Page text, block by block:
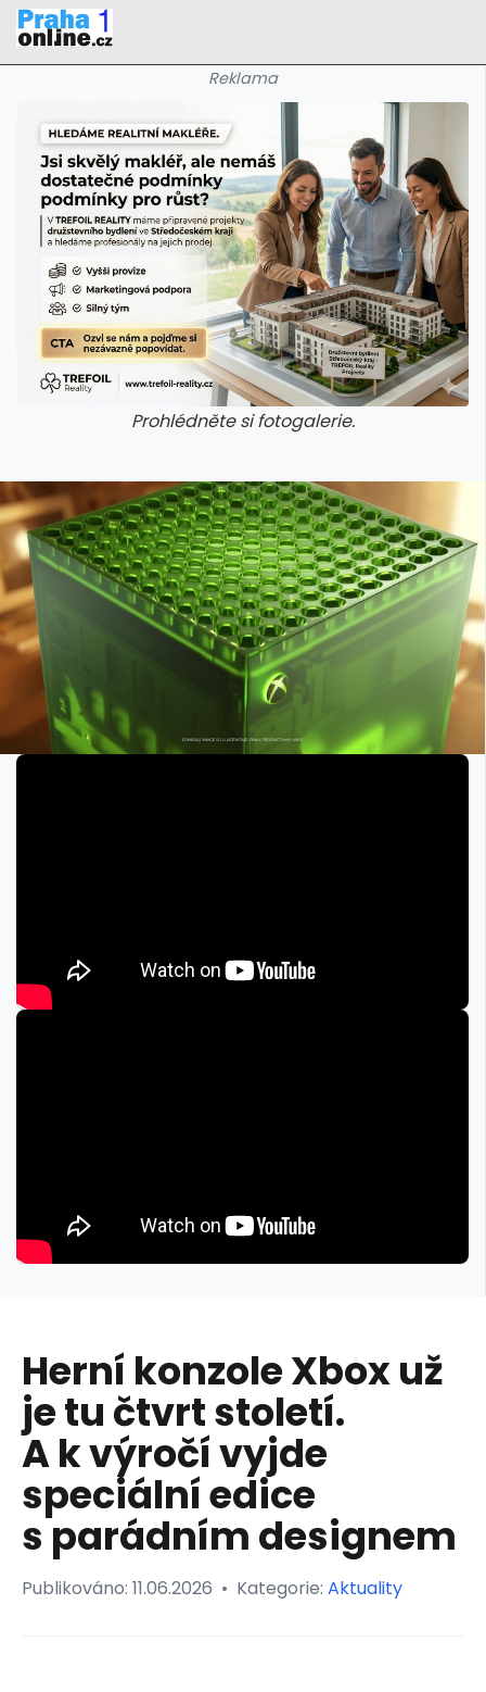
Reklama
Prohlédněte si fotogalerie.
Herní konzole Xbox už
je tu čtvrt století.
A k výročí vyjde
speciální edice
s parádním designem
Publikováno: 11.06.2026 • Kategorie: Aktuality